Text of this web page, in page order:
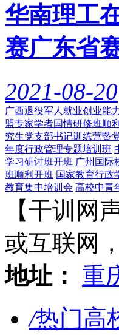
华南理工
赛广东省
2021-08-20
广西退役军人就业创业能
盟专家学者国情研修班顺
究生党支部书记训练营暨
年度行政管理专题培训班
学习研讨班开班 广州国际
班顺利开班 国家教育行政
教育集中培训会 高校中青
【干训网
或互联网
地址：
重
/热门高